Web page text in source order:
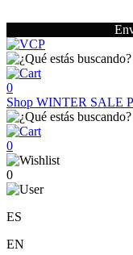
0
Shop WINTER SALE
0
0
ES
EN